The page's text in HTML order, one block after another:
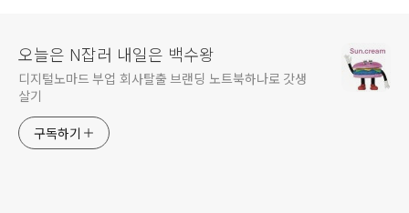
오늘은 N잡러 내일은 백수왕
디지털노마드 부업 회사탈출 브랜딩 노트북하나로 갓생
살기
구독하기